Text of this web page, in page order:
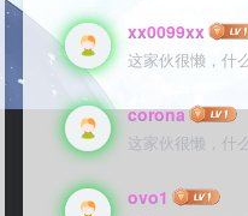
};      int
xx0099xx
这家伙很懒，什
corona
这家伙很懒，什
ovo1
xx0099xx
这家伙很懒，什
corona
这家伙很懒，什
ovo1